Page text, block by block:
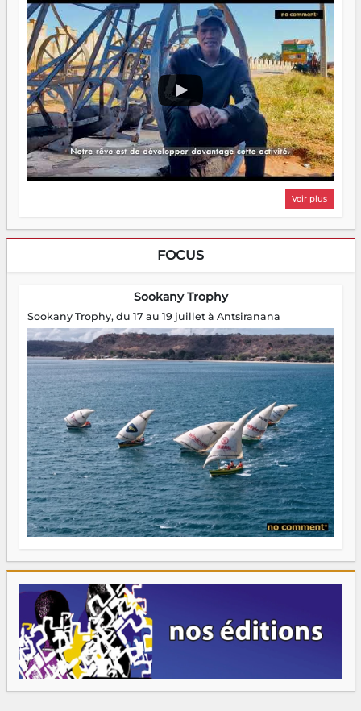
Voir plus
FOCUS
Sookany Trophy
Sookany Trophy, du 17 au 19 juillet à Antsiranana